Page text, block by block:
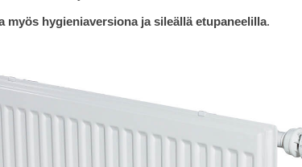
myös hygieniaversiona ja sileällä etupaneelilla.